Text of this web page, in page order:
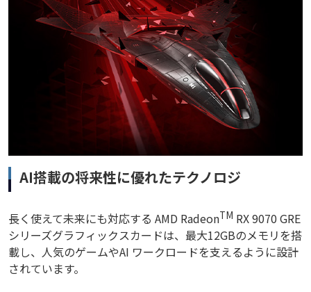
AI搭載の将来性に優れたテクノロジ
長く使えて未来にも対応する AMD RadeonTM RX 9070 GRE
シリーズグラフィックスカードは、最大12GBのメモリを搭
載し、人気のゲームやAI ワークロードを支えるように設計
されています。